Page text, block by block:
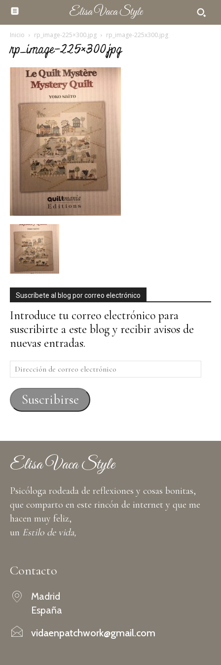
Elisa Vaca Style
Inicio rp_image-225×300.jpg rp_image-225x300.jpg
rp_image-225×300.jpg
Suscríbete al blog por correo electrónico
Introduce tu correo electrónico para
suscribirte a este blog y recibir avisos de
nuevas entradas.
Dirección
de
correo
electrónico
Suscribirse
Elisa Vaca Style
Psicóloga rodeada de reflexiones y cosas bonitas,
que comparto en este rincón de internet y que me
hacen muy feliz,
un Estilo de vida,
Contacto
Madrid
España
vidaenpatchwork@gmail.com